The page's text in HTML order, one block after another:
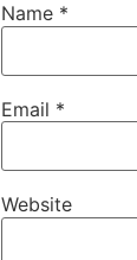
Name *
Email *
Website